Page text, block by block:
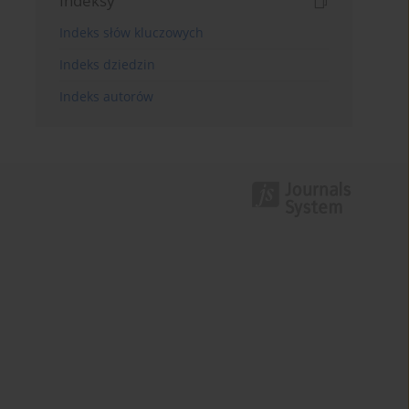
Indeks słów kluczowych
Indeks dziedzin
Indeks autorów